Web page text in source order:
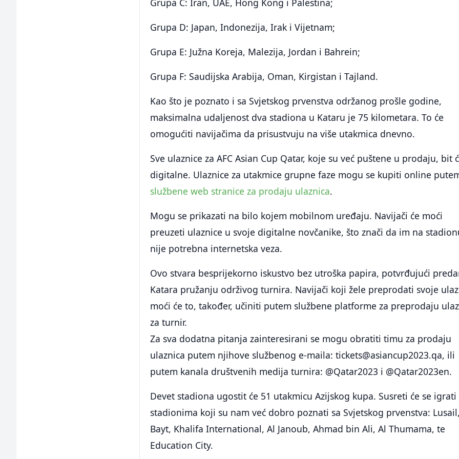
Grupa C: Iran, UAE, Hong Kong i Palestina;
Grupa D: Japan, Indonezija, Irak i Vijetnam;
Grupa E: Južna Koreja, Malezija, Jordan i Bahrein;
Grupa F: Saudijska Arabija, Oman, Kirgistan i Tajland.
Kao što je poznato i sa Svjetskog prvenstva održanog prošle godine,
maksimalna udaljenost dva stadiona u Kataru je 75 kilometara. To će
omogućiti navijačima da prisustvuju na više utakmica dnevno.
Sve ulaznice za AFC Asian Cup Qatar, koje su već puštene u prodaju, bit
digitalne. Ulaznice za utakmice grupne faze mogu se kupiti online
službene web stranice za prodaju ulaznica.
Mogu se prikazati na bilo kojem mobilnom uređaju. Navijači će moći
preuzeti ulaznice u svoje digitalne novčanike, što znači da im na
nije potrebna internetska veza.
Ovo stvara besprijekorno iskustvo bez utroška papira, potvrđujući
Katara pružanju održivog turnira. Navijači koji žele preprodati svoje
moći će to, također, učiniti putem službene platforme za preprodaju
za turnir.
Za sva dodatna pitanja zainteresirani se mogu obratiti timu za prodaju
ulaznica putem njihove službenog e-maila:tickets@asiancup2023.qa, ili
putem kanala društvenih medija turnira: @Qatar2023 i @Qatar2023en.
Devet stadiona ugostit će 51 utakmicu Azijskog kupa. Susreti će se igrati
stadionima koji su nam već dobro poznati sa Svjetskog prvenstva:
Bayt, Khalifa International, Al Janoub, Ahmad bin Ali, Al Thumama, te
Education City.